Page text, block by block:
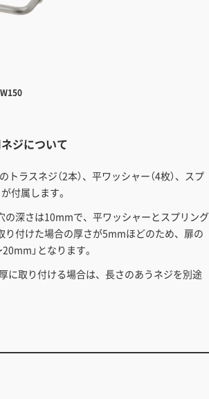
ジについて
ラスネジ（2本）、平ワッシャー（4枚）、スプ
付属します。
の深さは10mmで、平ワッシャーとスプリング
り付けた場合の厚さが5mmほどのため、扉の
」となります。
に取り付ける場合は、長さのあうネジを別途